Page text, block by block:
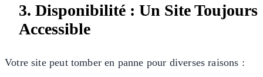
3. Disponibilité : Un Site Toujours
Accessible
Votre site peut tomber en panne pour diverses raisons :